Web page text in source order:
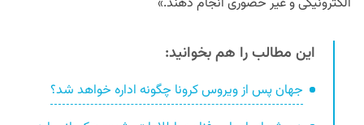
این مطالب را هم بخوانید:
جهان پس از ویروس کرونا چگونه اداره خواهد شد؟